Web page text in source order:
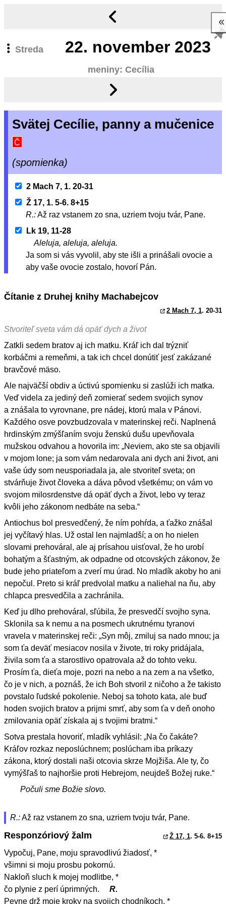
Streda 22. november 2023
meniny: Cecília
Svätej Cecílie, panny a mučenice
Č
(spomienka)
2 Mach 7, 1. 20-31
Ž 17, 1. 5-6. 8+15
R.:Až raz vstanem zo sna, uzriem tvoju tvár, Pane.
Lk 19, 11-28
Aleluja, aleluja, aleluja.
Ja som si vás vyvolil, aby ste išli a prinášali ovocie a
aby vaše ovocie zostalo, hovorí Pán.
Čítanie z Druhej knihy Machabejcov
2 Mach 7, 1. 20-31
Stvoriteľ sveta vám dá opäť dych a život
Zatkli sedem bratov aj ich matku. Kráľ ich dal trýzniť
korbáčmi a remeňmi, a tak ich chcel donútiť jesť zakázané
bravčové mäso.
Ale najväčší obdiv a úctivú spomienku si zaslúži ich matka.
Veď videla za jediný deň zomierať sedem svojich synov
a znášala to vyrovnane, pre nádej, ktorú mala v Pánovi.
Každého osve povzbudzovala v materinskej reči. Naplnená
hrdinským zmýšľaním svoju ženskú dušu upevňovala
mužskou odvahou a hovorila im: „Neviem, ako ste sa objavili
v mojom lone; ja som vám nedarovala ani dych ani život, ani
vaše údy som neusporiadala ja, ale stvoriteľ sveta; on
stvárňuje život človeka a dáva pôvod všetkému; on vám vo
svojom milosrdenstve dá opäť dych a život, lebo vy teraz
kvôli jeho zákonom nedbáte na seba.“
Antiochus bol presvedčený, že ním pohŕda, a ťažko znášal
jej vyčítavý hlas. Už ostal len najmladší; a on ho nielen
slovami prehováral, ale aj prísahou uisťoval, že ho urobí
bohatým a šťastným, ak odpadne od otcovských zákonov, že
bude jeho priateľom a zverí mu úrad. No mladík akoby ho ani
nepočul. Preto si kráľ predvolal matku a naliehal na ňu, aby
chlapca presvedčila a zachránila.
Keď ju dlho prehováral, sľúbila, že presvedčí svojho syna.
Sklonila sa k nemu a na posmech ukrutnému tyranovi
vravela v materinskej reči: „Syn môj, zmiluj sa nado mnou; ja
som ťa deväť mesiacov nosila v živote, tri roky pridájala,
živila som ťa a starostlivo opatrovala až do tohto veku.
Prosím ťa, dieťa moje, pozri na nebo a na zem a na všetko,
čo je v nich, a poznáš, že ich Boh stvoril z ničoho a že takisto
povstalo ľudské pokolenie. Neboj sa tohoto kata, ale buď
hoden svojich bratov a prijmi smrť, aby som ťa v deň onoho
zmilovania opäť získala aj s tvojimi bratmi.“
Sotva prestala hovoriť, mladík vyhlásil: „Na čo čakáte?
Kráľov rozkaz neposlúchnem; poslúcham iba príkazy
zákona, ktorý dostali naši otcovia skrze Mojžiša. Ale ty, čo
vymýšľaš to najhoršie proti Hebrejom, neujdeš Božej ruke.“
Počuli sme Božie slovo.
R.:Až raz vstanem zo sna, uzriem tvoju tvár, Pane.
Responzóriový žalm Ž 17, 1. 5-6. 8+15
Vypočuj, Pane, moju spravodlivú žiadosť, *
všimni si moju prosbu pokornú.
Nakloň sluch k mojej modlitbe, *
čo plynie z perí úprimných.
R.
Pevne drž moje kroky na svojich chodníkoch, *